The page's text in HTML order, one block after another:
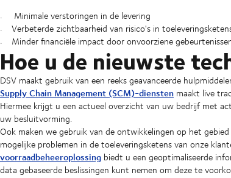
Minimale verstoringen in de levering
Verbeterde zichtbaarheid van risico's in
Minder financiële impact door onvoorziene
Hoe u de nieuwste
DSV maakt gebruik van een reeks geavanceerde
Supply Chain Management (SCM)-diensten maakt live
Hiermee krijgt u een actueel overzicht van uw bedrijf met
uw besluitvorming.
Ook maken we gebruik van de ontwikkelingen op het
mogelijke problemen in de toeleveringsketens van onze
voorraadbeheeroplossing biedt u een geoptimaliseerde
data gebaseerde beslissingen kunt nemen om deze te